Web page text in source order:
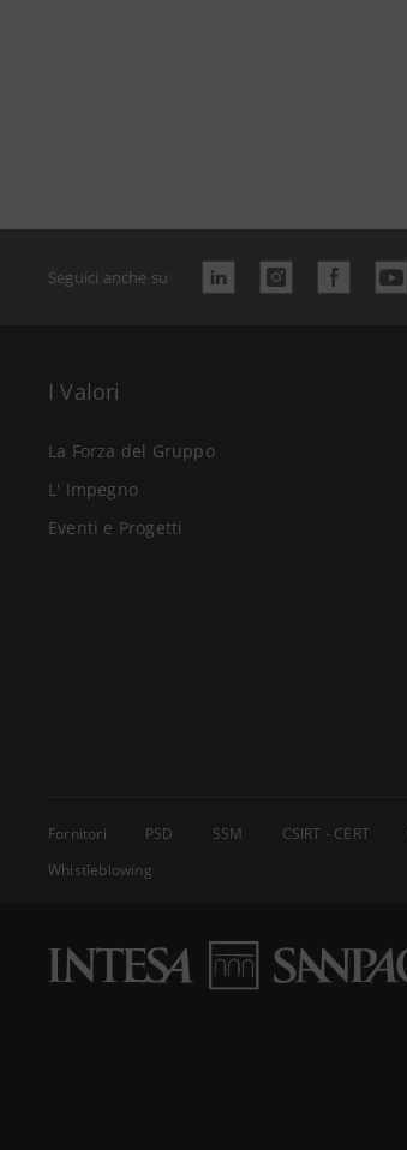
Seguici anche su
I Valori
La Forza del Gruppo
L' Impegno
Eventi e Progetti
Fornitori PSD SSM CSIRT - CERT
Whistleblowing